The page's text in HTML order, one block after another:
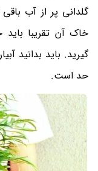
گلدانی پر از آب باقی
خاک آن تقریبا
گیرید. باید بدانید
حد است.